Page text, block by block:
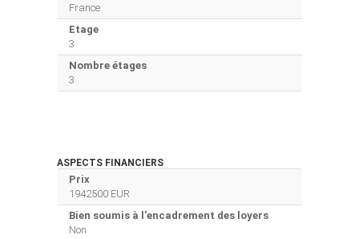
France
Etage
3
Nombre étages
3
ASPECTS FINANCIERS
Prix
1942500 EUR
Bien soumis à l'encadrement des loyers
Non